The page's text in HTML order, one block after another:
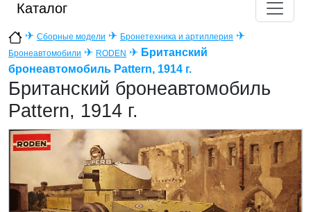
Каталог
✈ Сборные модели ✈ Бронетехника и артиллерия ✈
Бронеавтомобили ✈ RODEN ✈ Британский
бронеавтомобиль Pattern, 1914 г.
Британский бронеавтомобиль
Pattern, 1914 г.